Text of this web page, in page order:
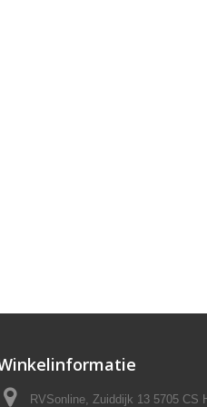
RVSonline, Zuiddijk 13 5705 CS